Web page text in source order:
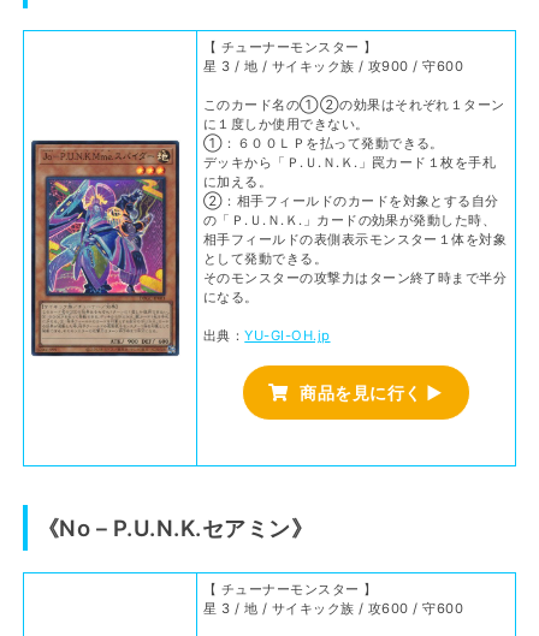
【 チューナーモンスター 】
星 3 / 地 / サイキック族 / 攻900 / 守600
このカード名の①②の効果はそれぞれ１ターン
に１度しか使用できない。
①：６００ＬＰを払って発動できる。
デッキから「Ｐ.Ｕ.Ｎ.Ｋ.」罠カード１枚を手札
に加える。
②：相手フィールドのカードを対象とする自分
の「Ｐ.Ｕ.Ｎ.Ｋ.」カードの効果が発動した時、
相手フィールドの表側表示モンスター１体を対象
として発動できる。
そのモンスターの攻撃力はターン終了時まで半分
になる。
出典：YU-GI-OH.jp
商品を見に行く ▶
《No－P.U.N.K.セアミン》
【 チューナーモンスター 】
星 3 / 地 / サイキック族 / 攻600 / 守600